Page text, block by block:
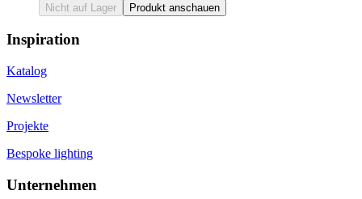
Nicht auf Lager Produkt anschauen
Inspiration
Katalog
Newsletter
Projekte
Bespoke lighting
Unternehmen